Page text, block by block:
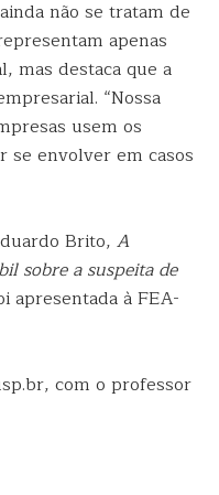
não se tratam de
apenas
mas destaca que a
“Nossa
usem os
se envolver em casos
Brito, A
sobre a suspeita de
apresentada à FEA-
com o professor